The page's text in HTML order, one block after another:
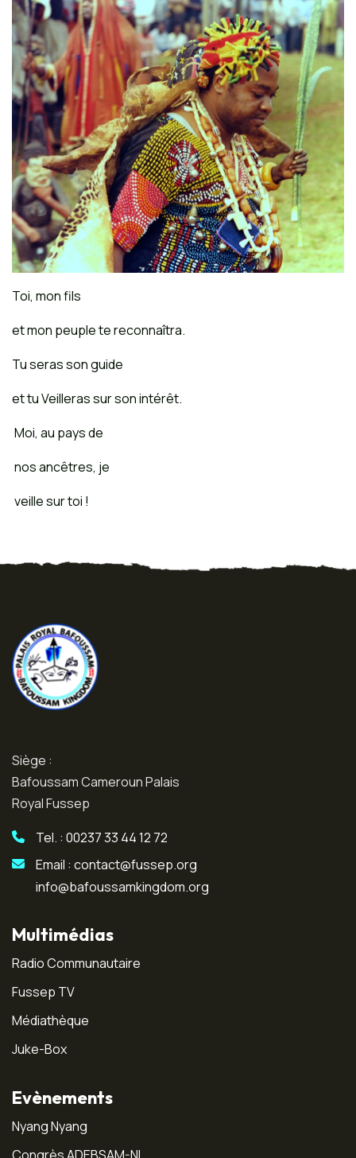
Toi, mon fils
et mon peuple te reconnaîtra.
Tu seras son guide
et tu Veilleras sur son intérêt.
Moi, au pays de
nos ancêtres, je
veille sur toi !
Siège :
Bafoussam Cameroun Palais
Royal Fussep
Tel. : 00237 33 44 12 72
Email : contact@fussep.org
info@bafoussamkingdom.org
Multimédias
Radio Communautaire
Fussep TV
Médiathèque
Juke-Box
Evènements
Nyang Nyang
Congrès ADEBSAM-NL